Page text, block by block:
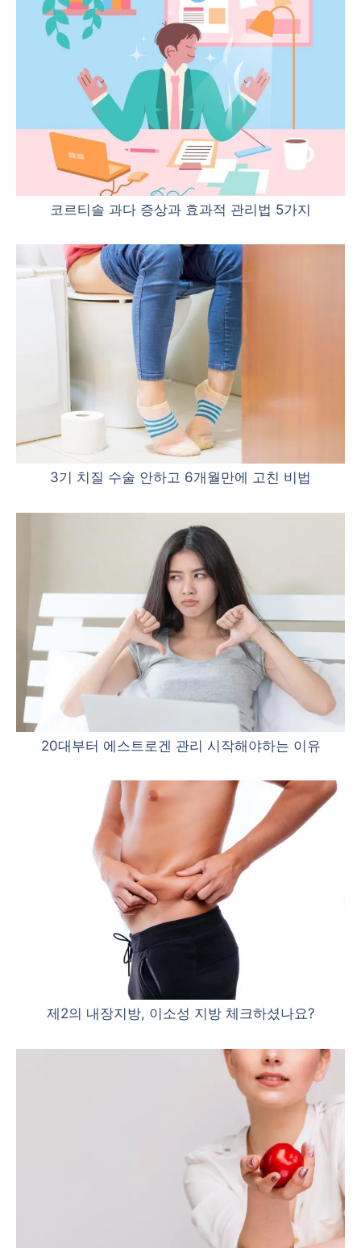
코르티솔 과다 증상과 효과적 관리법 5가지
3기 치질 수술 안하고 6개월만에 고친 비법
20대부터 에스트로겐 관리 시작해야하는 이유
제2의 내장지방, 이소성 지방 체크하셨나요?